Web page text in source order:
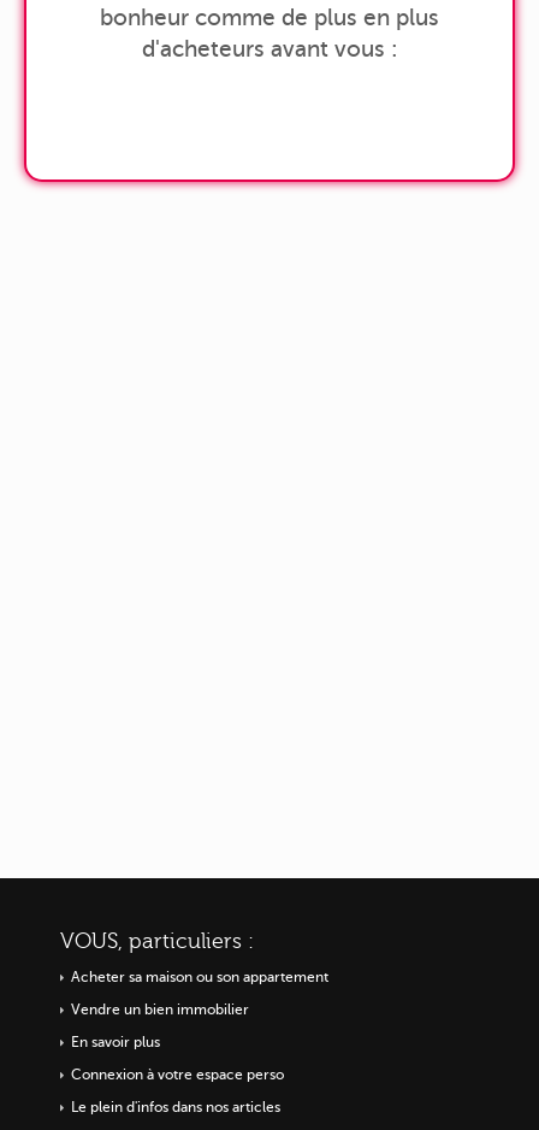
bonheur comme de plus en plus
d'acheteurs avant vous :
VOUS, particuliers :
Acheter sa maison ou son appartement
Vendre un bien immobilier
En savoir plus
Connexion à votre espace perso
Le plein d'infos dans nos articles